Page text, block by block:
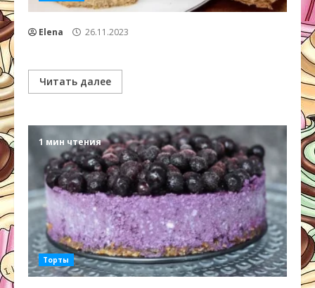
Elena 26.11.2023
Читать далее
1 мин чтения
Торты